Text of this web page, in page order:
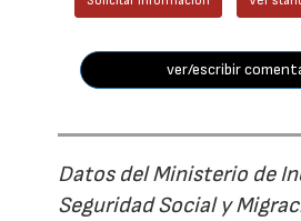
ver/escribir
Datos del Ministerio de
Seguridad Social y